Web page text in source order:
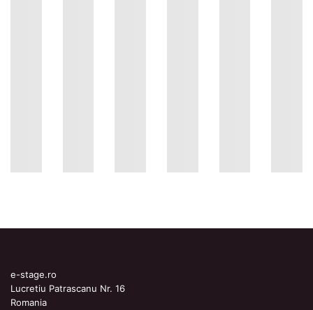
e-stage.ro
Lucretiu Patrascanu Nr. 16
Romania